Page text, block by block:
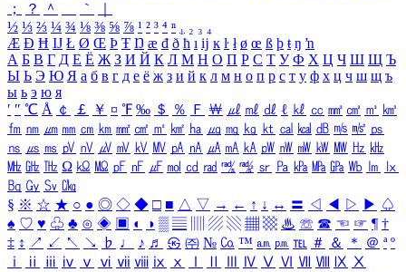
；
？ ＾ ｀
½ ⅓ ⅔ ¼ ¾ ⅛ ⅜ ⅝ ⅞ ¹ ² ³ ⁴ ⁿ ₁ ₂ ₃ ₄
Æ Ð Ħ Ĳ Ł Ø Œ Þ Ŧ Ŋ æ đ ð ħ ı ĳ ĸ ŀ ł ø œ ß þ ŧ ŋ ŉ
А Б В Г Д Е Ё Ж З И Й К Л М Н О П Р С Т У Ф Х Ц Ч Ш Щ Ъ
Ы Ь Э Ю Я а б в г д е ё ж з и й к л м н о п р с т у ф х ц ч ш щ ъ
ы ь э ю я
′ ″ ℃ Å ￠ ￡ ￥ ¤ ℉ ‰ ＄ ％ Ｆ ￦ ㎕ ㎖ ㎗ ℓ ㎘ ㏄ ㎣ ㎤ ㎥ ㎦
㎙ ㎚ ㎛ ㎜ ㎝ ㎞ ㎟ ㎠ ㎡ ㎢ ㏊ ㎍ ㎎ ㎏ ㏏ ㎈ ㎉ ㏈ ㎧ ㎨ ㎰
㎱ ㎲ ㎳ ㎴ ㎵ ㎶ ㎷ ㎸ ㎹ ㎀ ㎁ ㎂ ㎃ ㎄ ㎺ ㎻ ㎽ ㎾ ㎿ ㎐ ㎑
㎒ ㎓ ㎔ Ω ㏀ ㏁ ㎊ ㎋ ㎌ ㏖ ㏅ ㎭ ㎮ ㎯ ㏛ ㎩ ㎪ ㎫ ㎬ ㏝ ㏐
㏓
㏃ ㏉ ㏜ ㏆
§ ※ ☆ ★ ○ ● ◎ ◇ ◆ □ ■ △ ▽ → ← ↑ ↓ ↔ 〓 ◁ ◀ ▷ ▶ ♤
♠ ♡ ♥ ♧ ♣ ⊙ ◈ ▣ ◐ ◑ ▒ ▤ ▨ ▧ ▦ ▩ ♨ ☏ ☎ ☜ ☞ ¶ †
‡ ↕ ↗ ↙ ↖ ↘ ♭ ♩ ♪ ♬ ㉿ ㈜ № ㏇ ™ ㏂ ㏘ ℡ ＃ ＆ ＊ ＠ ª º
ⅰ
ⅱ ⅲ ⅳ ⅴ ⅵ ⅶ ⅷ ⅸ ⅹ Ⅳ Ⅴ Ⅵ Ⅶ Ⅷ Ⅸ Ⅹ